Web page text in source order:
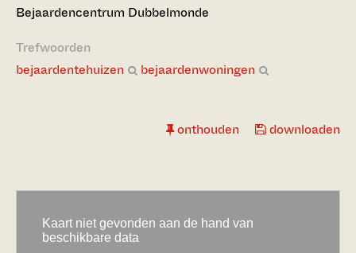
Bejaardencentrum Dubbelmonde
Trefwoorden
bejaardentehuizen
bejaardenwoningen
onthouden downloaden